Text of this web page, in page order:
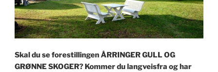
Skal du se forestillingen ÅRRINGER GULL OG
GRØNNE SKOGER? Kommer du langveisfra og har